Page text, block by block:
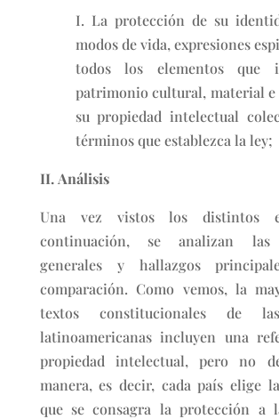
I. La protección de su
modos de vida, expresiones
todos los elementos que
patrimonio cultural, material
su propiedad intelectual
términos que establezca la ley;
II. Análisis
Una vez vistos los distintos
continuación, se analizan las
generales y hallazgos
comparación. Como vemos, la
textos constitucionales de
latinoamericanas incluyen una
propiedad intelectual, pero no
manera, es decir, cada país elige
que se consagra la protección a